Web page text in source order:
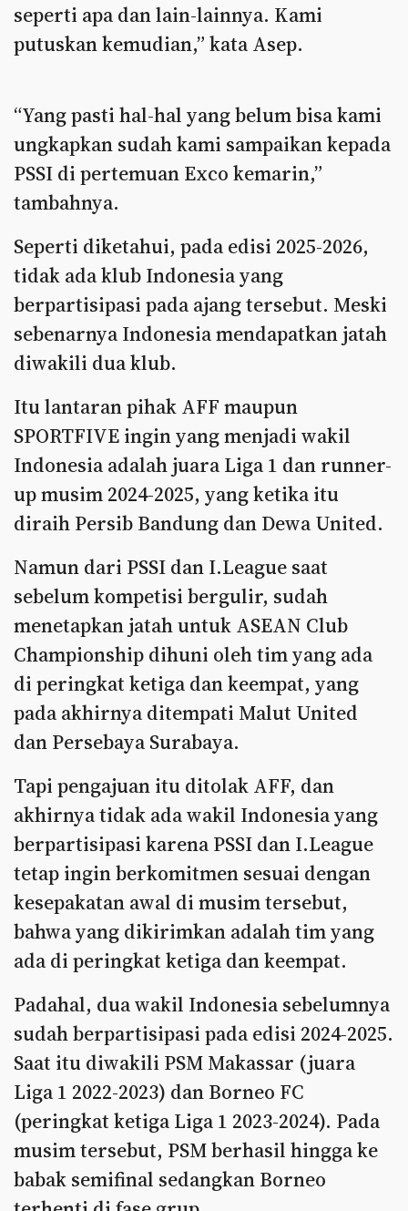
seperti apa dan lain-lainnya. Kami
putuskan kemudian,” kata Asep.
“Yang pasti hal-hal yang belum bisa kami
ungkapkan sudah kami sampaikan kepada
PSSI di pertemuan Exco kemarin,”
tambahnya.
Seperti diketahui, pada edisi 2025-2026,
tidak ada klub Indonesia yang
berpartisipasi pada ajang tersebut. Meski
sebenarnya Indonesia mendapatkan jatah
diwakili dua klub.
Itu lantaran pihak AFF maupun
SPORTFIVE ingin yang menjadi wakil
Indonesia adalah juara Liga 1 dan runner-
up musim 2024-2025, yang ketika itu
diraih Persib Bandung dan Dewa United.
Namun dari PSSI dan I.League saat
sebelum kompetisi bergulir, sudah
menetapkan jatah untuk ASEAN Club
Championship dihuni oleh tim yang ada
di peringkat ketiga dan keempat, yang
pada akhirnya ditempati Malut United
dan Persebaya Surabaya.
Tapi pengajuan itu ditolak AFF, dan
akhirnya tidak ada wakil Indonesia yang
berpartisipasi karena PSSI dan I.League
tetap ingin berkomitmen sesuai dengan
kesepakatan awal di musim tersebut,
bahwa yang dikirimkan adalah tim yang
ada di peringkat ketiga dan keempat.
Padahal, dua wakil Indonesia sebelumnya
sudah berpartisipasi pada edisi 2024-2025.
Saat itu diwakili PSM Makassar (juara
Liga 1 2022-2023) dan Borneo FC
(peringkat ketiga Liga 1 2023-2024). Pada
musim tersebut, PSM berhasil hingga ke
babak semifinal sedangkan Borneo